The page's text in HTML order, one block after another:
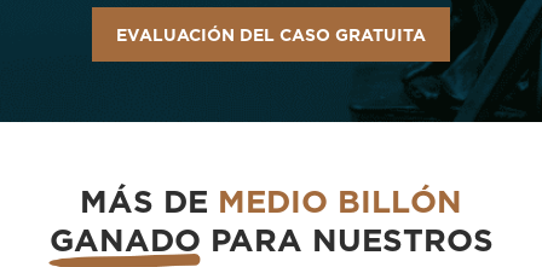
EVALUACIÓN DEL CASO GRATUITA
MÁS DE MEDIO BILLÓN
GANADO PARA NUESTROS